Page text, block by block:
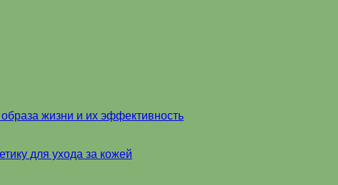
жизни и их эффективность
для ухода за кожей